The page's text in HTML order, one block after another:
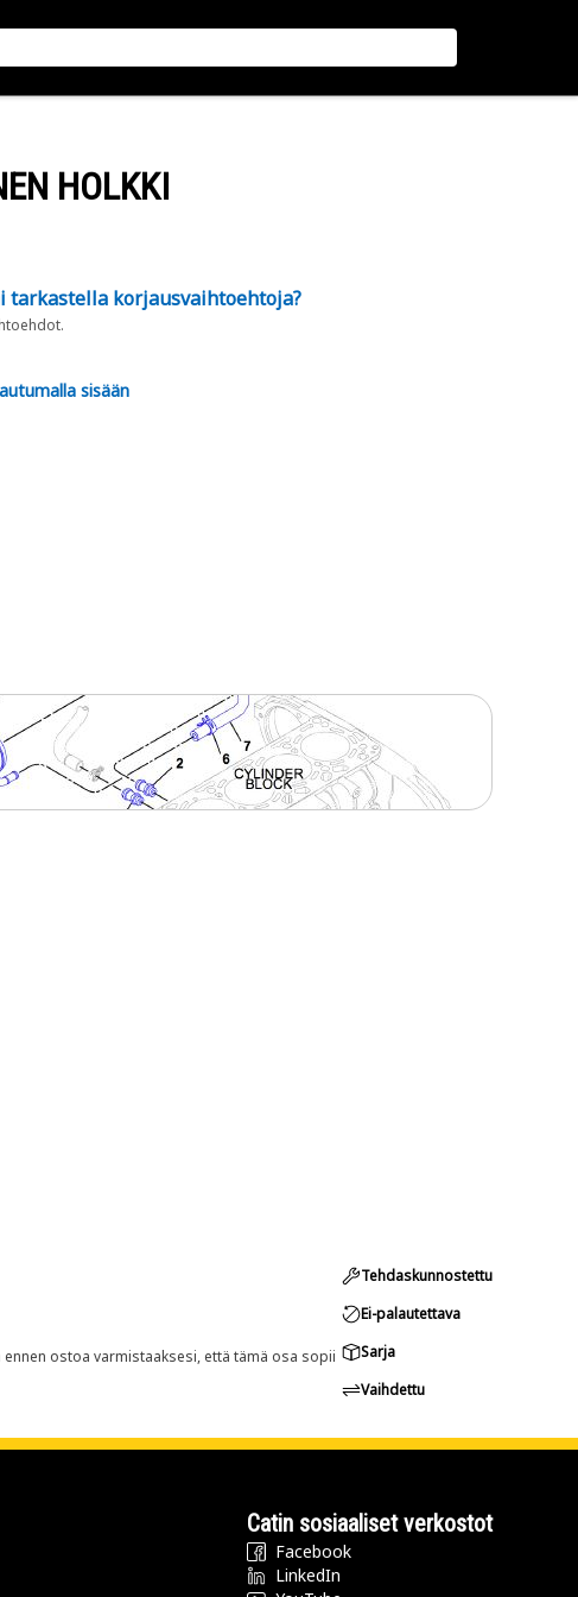
HOLKKI
tarkastella korjausvaihtoehtoja?
sisään
ostoa varmistaaksesi, että tämä osa sopii
Tehdaskunnostettu
Ei-palautettava
Sarja
Vaihdettu
Catin sosiaaliset verkostot
Facebook
LinkedIn